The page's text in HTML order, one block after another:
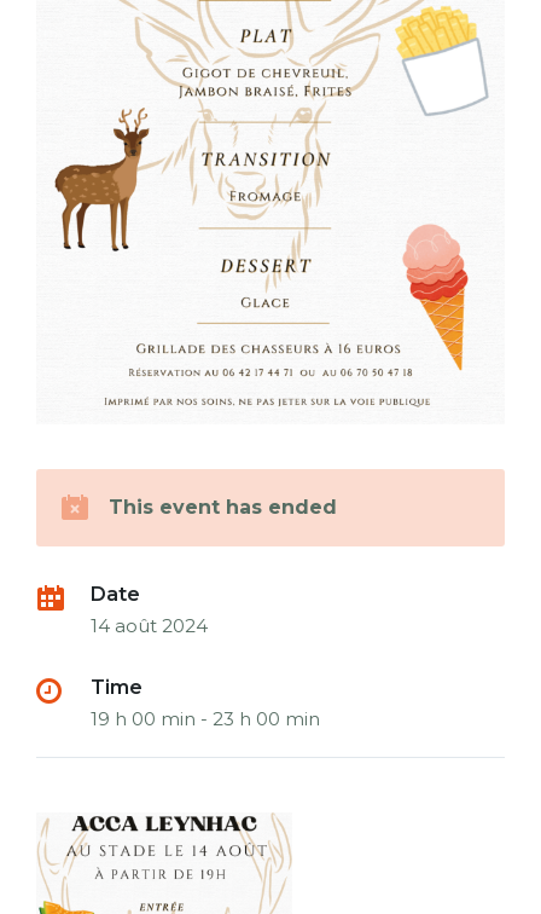
This event has ended
Date
14 août 2024
Time
19 h 00 min - 23 h 00 min